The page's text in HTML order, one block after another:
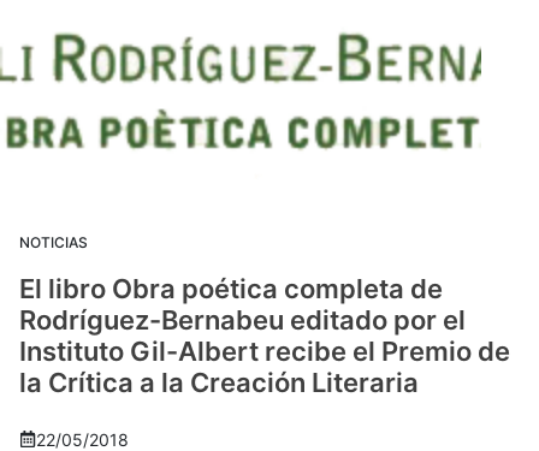
NOTICIAS
El libro Obra poética completa de
Rodríguez-Bernabeu editado por el
Instituto Gil-Albert recibe el Premio de
la Crítica a la Creación Literaria
22/05/2018